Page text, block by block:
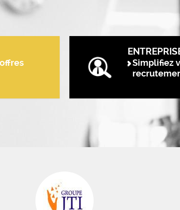
Simplifiez